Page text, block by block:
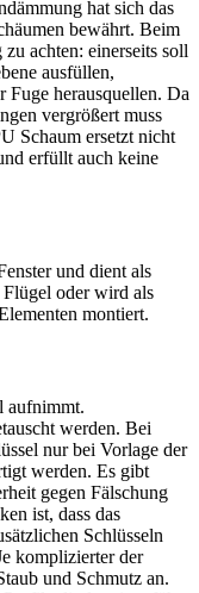
hat sich das
bewährt. Beim
achten: einerseits soll
ausfüllen,
Fuge herausquellen. Da
vergrößert muss
Schaum ersetzt nicht
erfüllt auch keine
und dient als
oder wird als
montiert.
aufnimmt.
werden. Bei
nur bei Vorlage der
werden. Es gibt
gegen Fälschung
ist, dass das
Schlüsseln
komplizierter der
und Schmutz an.